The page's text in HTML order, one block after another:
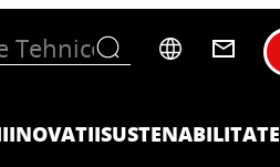
INOVATIISUSTENABILITATE